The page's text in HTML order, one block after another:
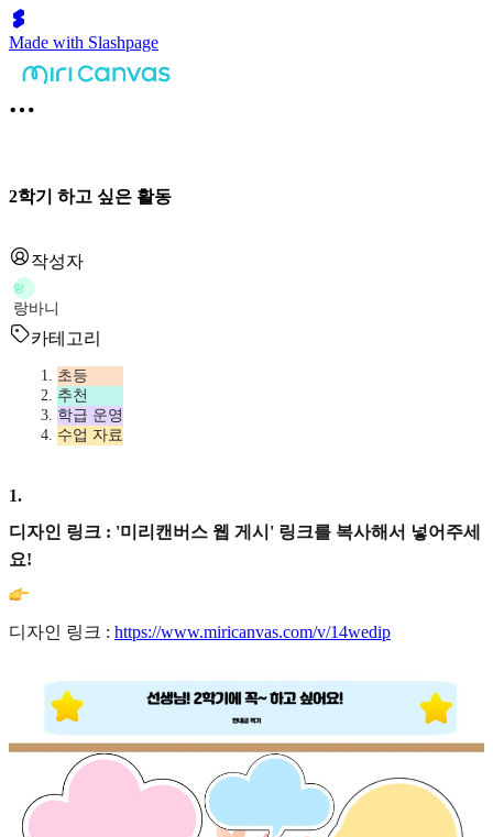
Made with Slashpage
2학기 하고 싶은 활동
작성자
랑
랑바니
카테고리
초등
추천
학급 운영
수업 자료
1.
디자인 링크 : '미리캔버스 웹 게시' 링크를 복사해서 넣어주세
요!
디자인 링크 : https://www.miricanvas.com/v/14wedip